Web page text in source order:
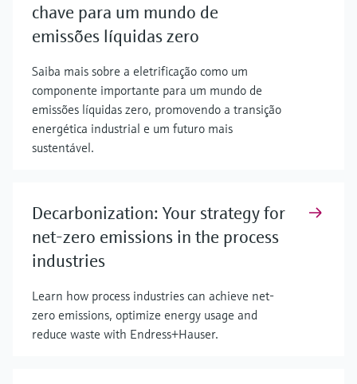
chave para um mundo de
emissões líquidas zero
Saiba mais sobre a eletrificação como um
componente importante para um mundo de
emissões líquidas zero, promovendo a transição
energética industrial e um futuro mais
sustentável.
Decarbonization: Your strategy for
net-zero emissions in the process
industries
Learn how process industries can achieve net-
zero emissions, optimize energy usage and
reduce waste with Endress+Hauser.